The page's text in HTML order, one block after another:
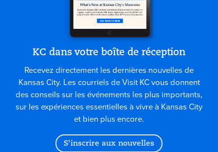
KC dans votre boîte de réception
Recevez directement les dernières nouvelles de
Kansas City. Les courriels de Visit KC vous donnent
des conseils sur les événements les plus importants,
sur les expériences essentielles à vivre à Kansas City
et bien plus encore.
S'inscrire aux nouvelles